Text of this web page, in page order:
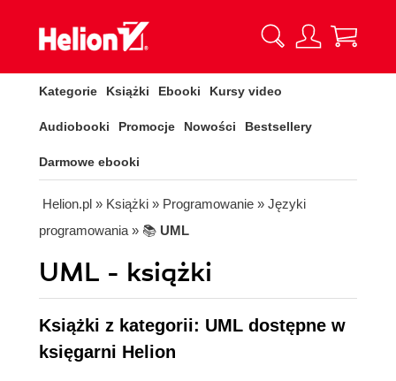
Kategorie Książki Ebooki Kursy video
Audiobooki Promocje Nowości Bestsellery
Darmowe ebooki
Helion.pl » Książki » Programowanie » Języki
programowania » 📚 UML
UML - książki
Książki z kategorii: UML dostępne w
księgarni Helion